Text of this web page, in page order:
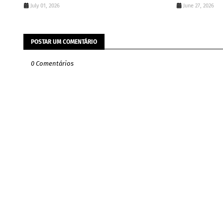
July 01, 2026 June 27, 2026
POSTAR UM COMENTÁRIO
0 Comentários